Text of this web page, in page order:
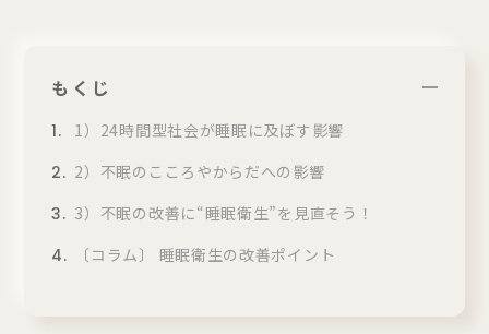
もくじ
1）24時間型社会が睡眠に及ぼす影響
2）不眠のこころやからだへの影響
3）不眠の改善に“睡眠衛生”を見直そう！
〔コラム〕 睡眠衛生の改善ポイント